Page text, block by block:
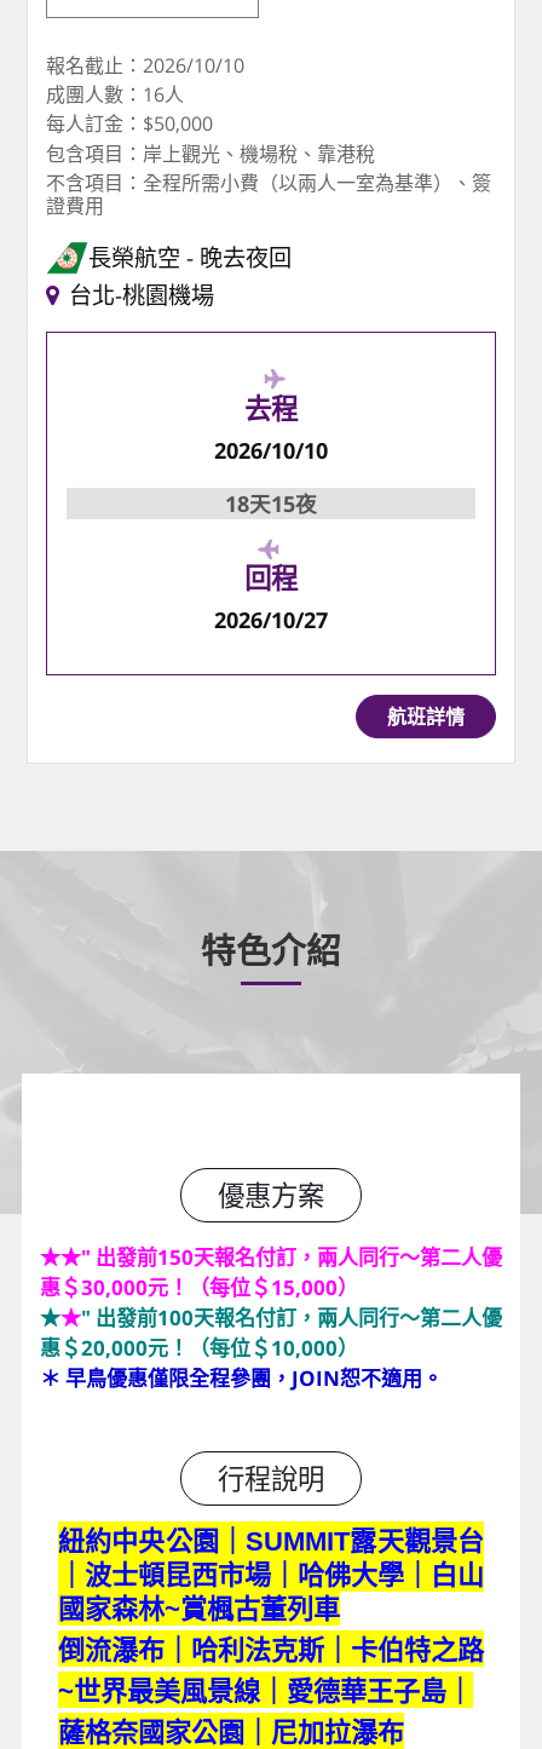
報名截止：2026/10/10
成團人數：16人
每人訂金：$50,000
包含項目：岸上觀光、機場稅、靠港稅
不含項目：全程所需小費（以兩人一室為基準）、簽
證費用
長榮航空
晚去夜回
台北-桃園機場
去程
2026/10/10
18天15夜
回程
2026/10/27
航班詳情
特色介紹
優惠方案
★★" 出發前150天報名付訂，兩人同行～第二人優
惠＄30,000元！（每位＄15,000）
★★" 出發前100天報名付訂，兩人同行～第二人優
惠＄20,000元！（每位＄10,000）
＊ 早鳥優惠僅限全程參團，JOIN恕不適用。
行程說明
紐約中央公園｜SUMMIT露天觀景台
｜波士頓昆西市場｜哈佛大學｜白山
國家森林~賞楓古董列車
倒流瀑布｜哈利法克斯｜卡伯特之路
~世界最美風景線｜愛德華王子島｜
薩格奈國家公園｜尼加拉瀑布